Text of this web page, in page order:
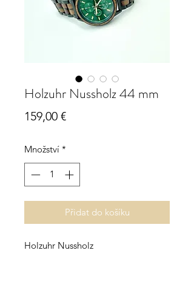
Holzuhr Nussholz 44 mm
159,00 €Cena
Množství *
Přidat do košíku
Holzuhr Nussholz